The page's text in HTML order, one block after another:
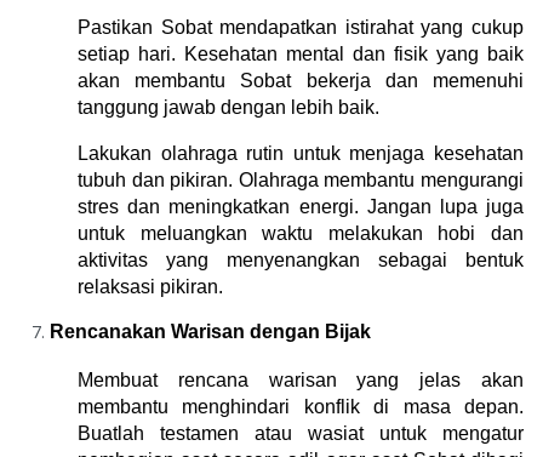
Pastikan Sobat mendapatkan istirahat yang cukup
setiap hari. Kesehatan mental dan fisik yang baik
akan membantu Sobat bekerja dan memenuhi
tanggung jawab dengan lebih baik.
Lakukan olahraga rutin untuk menjaga kesehatan
tubuh dan pikiran. Olahraga membantu mengurangi
stres dan meningkatkan energi. Jangan lupa juga
untuk meluangkan waktu melakukan hobi dan
aktivitas yang menyenangkan sebagai bentuk
relaksasi pikiran.
Rencanakan Warisan dengan Bijak
Membuat rencana warisan yang jelas akan
membantu menghindari konflik di masa depan.
Buatlah testamen atau wasiat untuk mengatur